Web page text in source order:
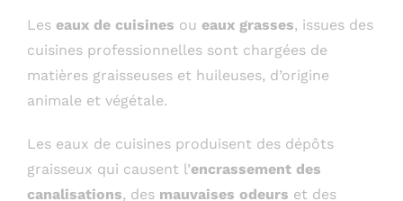
Les eaux de cuisines ou eaux grasses, issues des
cuisines professionnelles sont chargées de
matières graisseuses et huileuses, d’origine
animale et végétale.
Les eaux de cuisines produisent des dépôts
graisseux qui causent l’encrassement des
canalisations, des mauvaises odeurs et des